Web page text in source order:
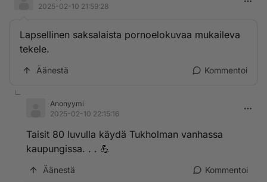
2025-02-10 21:59:28
Lapsellinen saksalaista pornoelokuvaa mukaileva
tekele.
Äänestä Kommentoi
Anonyymi
2025-02-10 22:15:16
Taisit 80 luvulla käydä Tukholman vanhassa
kaupungissa. . . 💪
Äänestä Kommentoi